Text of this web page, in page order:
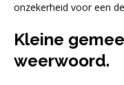
onzekerheid voor een
Kleine
weerwoord.